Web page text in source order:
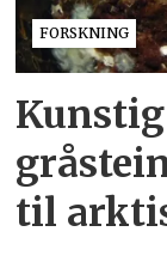
FORSKNING
til